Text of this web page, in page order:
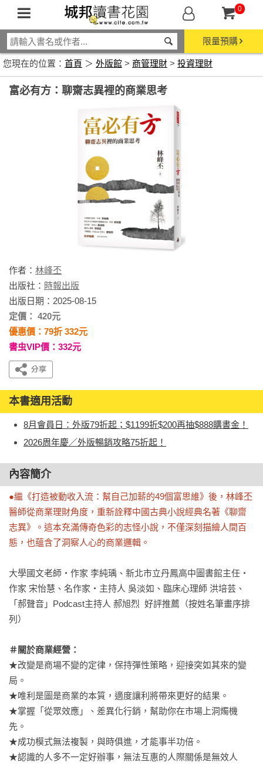
0
限量預購
您現在的位置： 首頁 ＞ 外版館 > 商管理財 > 投資理財
富必有方：聊齋志異裡的商業思考
作者： 林峰丕
出版社： 時報出版
出版日期：2025-08-15
定價： 420元
優惠價：79折 332元
書虫VIP價：332元
本書適用活動
8月會員日：外版79折起；$1199折$200再抽$888購書金！
2026周年慶／外版暢銷攻略75折起！
內容簡介
●繼《打造被動收入流：幫自己加薪的49個富思維》後，林峰丕
醫師從商業理財角度，重新詮釋中國古典小說經典名著《聊齋
志異》。這本充滿傳奇色彩的志怪小說，不僅深刻描繪人間百
態，也蘊含了洞察人心的商業邏輯。
大學國文老師‧作家 李純瑀、新北市立丹鳳高中圖書館主任‧
作家 宋怡慧、名作家‧主持人 吳淡如、臨床心理師 洪培芸、
「郝聲音」Podcast主持人 郝旭烈  好評推薦（按姓名筆畫序排
列）
＃關於商業經營：
★改變是商場不變的定律，保持彈性策略，迎接突如其來的變
局。
★唯利是圖是商業的本質，適度讓利將帶來更好的結果。
★掌握「從眾效應」、差異化行銷，幫助你在市場上洞燭機
先。
★成功模式無法複製，與時俱進，才能事半功倍。
★認識的人多不一定好辦事，無法互惠的人際關係是無效人